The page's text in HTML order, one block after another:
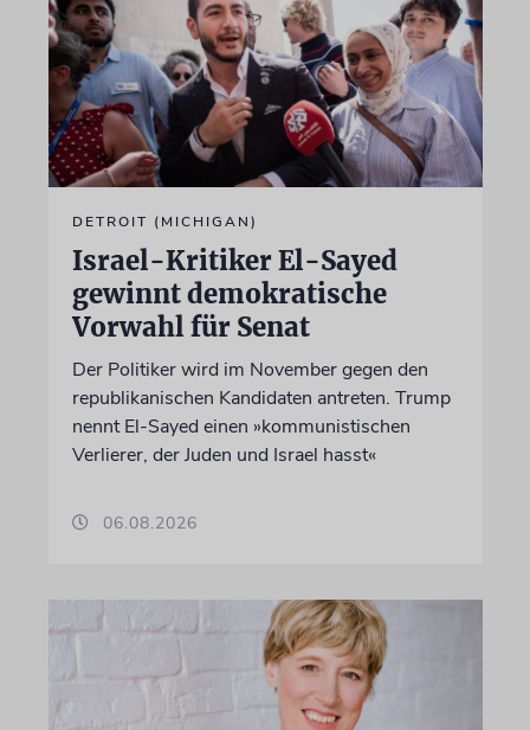
DETROIT (MICHIGAN)
Israel-Kritiker El-Sayed
gewinnt demokratische
Vorwahl für Senat
Der Politiker wird im November gegen den
republikanischen Kandidaten antreten. Trump
nennt El-Sayed einen »kommunistischen
Verlierer, der Juden und Israel hasst«
06.08.2026